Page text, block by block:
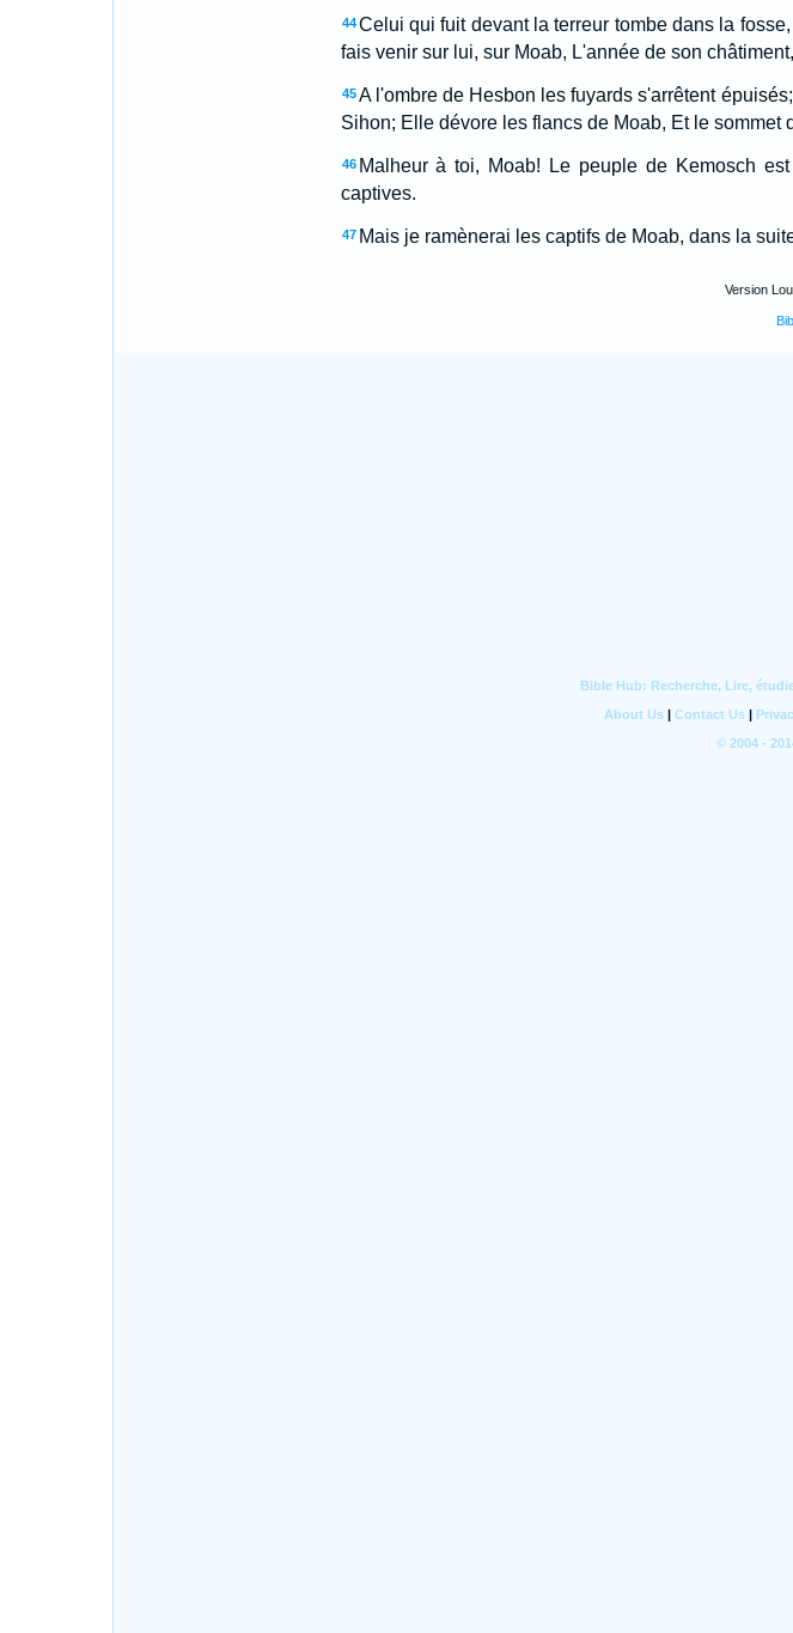
44 Celui qui fuit devant la terreur tombe dans la
fais venir sur lui, sur Moab, L'année de son
45 A l'ombre de Hesbon les fuyards s'arrêtent
Sihon; Elle dévore les flancs de Moab, Et le sommet
46 Malheur à toi, Moab! Le peuple de Kemosch
captives.
47 Mais je ramènerai les captifs de Moab, dans la
Version